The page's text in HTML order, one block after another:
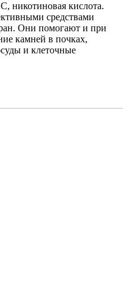
никотиновая кислота.
средствами
Они помогают и при
камней в почках,
и клеточные